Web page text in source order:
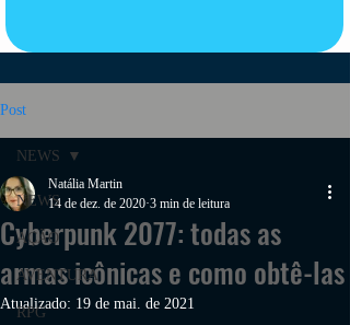
Post
NEWS
AÇÃO
AVENTURA
RPG
NEWS
Cyberpunk 2077: todas as
armas icônicas e como obtê-las
Natália Martin
14 de dez. de 2020 3 min de leitura
Atualizado: 19 de mai. de 2021